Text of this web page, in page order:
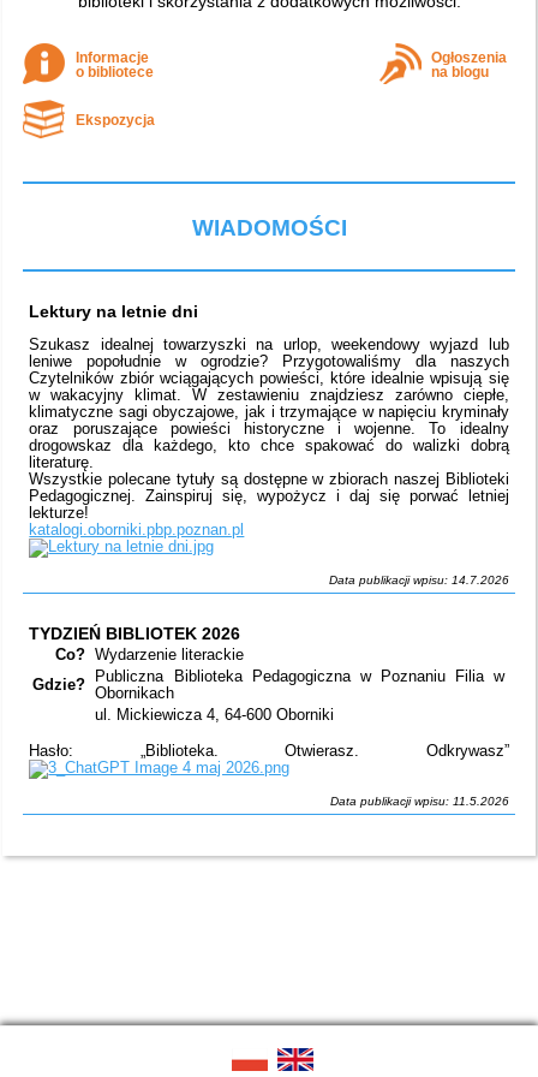
Informacje
o bibliotece
Ogłoszenia
na blogu
Ekspozycja
WIADOMOŚCI
Lektury na letnie dni
Szukasz idealnej towarzyszki na urlop, weekendowy wyjazd lub
leniwe popołudnie w ogrodzie? Przygotowaliśmy dla naszych
Czytelników zbiór wciągających powieści, które idealnie wpisują się
w wakacyjny klimat. W zestawieniu znajdziesz zarówno ciepłe,
klimatyczne sagi obyczajowe, jak i trzymające w napięciu kryminały
oraz poruszające powieści historyczne i wojenne. To idealny
drogowskaz dla każdego, kto chce spakować do walizki dobrą
literaturę.
Wszystkie polecane tytuły są dostępne w zbiorach naszej Biblioteki
Pedagogicznej. Zainspiruj się, wypożycz i daj się porwać letniej
lekturze!
katalogi.oborniki.pbp.poznan.pl
Data publikacji wpisu: 14.7.2026
TYDZIEŃ BIBLIOTEK 2026
Co? Wydarzenie literackie
Gdzie?
Publiczna Biblioteka Pedagogiczna w Poznaniu Filia w
Obornikach
ul. Mickiewicza 4, 64-600 Oborniki
Hasło: „Biblioteka. Otwierasz. Odkrywasz”
Data publikacji wpisu: 11.5.2026